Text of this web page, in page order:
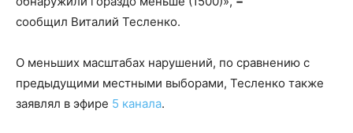
сообщил Виталий Тесленко.
О меньших масштабах нарушений, по сравнению с
предыдущими местными выборами, Тесленко также
заявлял в эфире 5 канала.